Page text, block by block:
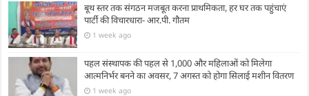
बूथ स्तर तक संगठन मजबूत करना प्राथमिकता, हर घर तक पहुंचाएं
पार्टी की विचारधारा- आर.पी. गौतम
1 week ago
पहल संस्थापक की पहल से 1,000 और महिलाओं को मिलेगा
आत्मनिर्भर बनने का अवसर, 7 अगस्त को होगा सिलाई मशीन वितरण
1 week ago